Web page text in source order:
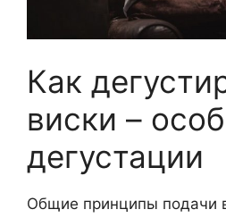
Как
виски –
дегустации
Общие принципы подачи